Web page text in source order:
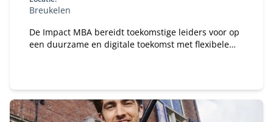
Breukelen
De Impact MBA bereidt toekomstige leiders voor op
een duurzame en digitale toekomst met flexibele